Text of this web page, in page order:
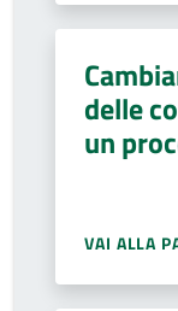
delle
un
VAI ALLA